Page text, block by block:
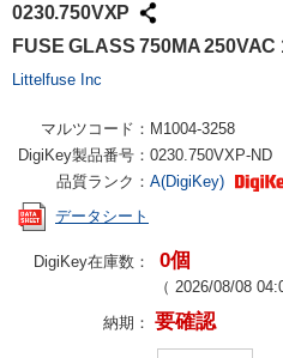
0230.750VXP
FUSE GLASS 750MA 250VAC
Littelfuse Inc
マルツコード： M1004-3258
DigiKey製品番号： 0230.750VXP-ND
品質ランク： A(DigiKey)
データシート
DigiKey在庫数： 0個
（ 2026/08/08
納期： 要確認